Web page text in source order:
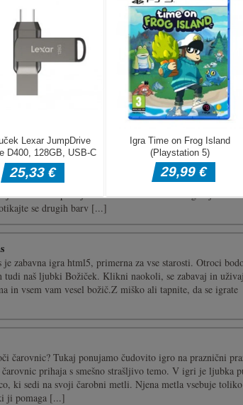
cesto?- Tapnite za ustavitev hoje - Povlecite za tek
prihaja v 3D! Zelo enostavno za igranje, pretežko za
se drugih barv, to je to! 100+ stopenj neomejene
odvisnost prihaja v 3D Zelo enostavno za igranje
se drugih barv [...]
je zabavna igra html5, primerna za vse starosti. Otroci
tudi naš ljubki Božiček. Klikni naokoli, se zabavaj in
in vsem vam vesel božič.Z miško ali tapnite, da se igrate
čarovnic? Tukaj ponujamo čudovito igro na praznični
prihaja s smešno strašljivo temo. V igri je ljubka
ki sedi na svoji čarobni metli. Njena metla vsebuje toliko
ji pomaga [...]